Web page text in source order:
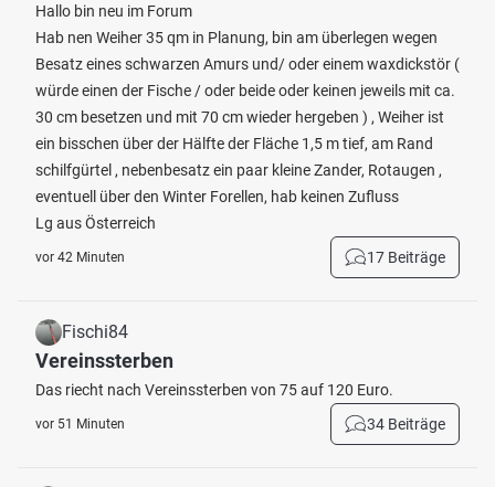
Hallo bin neu im Forum
Hab nen Weiher 35 qm in Planung, bin am überlegen wegen
Besatz eines schwarzen Amurs und/ oder einem waxdickstör (
würde einen der Fische / oder beide oder keinen jeweils mit ca.
30 cm besetzen und mit 70 cm wieder hergeben ) , Weiher ist
ein bisschen über der Hälfte der Fläche 1,5 m tief, am Rand
schilfgürtel , nebenbesatz ein paar kleine Zander, Rotaugen ,
eventuell über den Winter Forellen, hab keinen Zufluss
Lg aus Österreich
vor 42 Minuten 17 Beiträge
Fischi84
Vereinssterben
Das riecht nach Vereinssterben von 75 auf 120 Euro.
vor 51 Minuten 34 Beiträge